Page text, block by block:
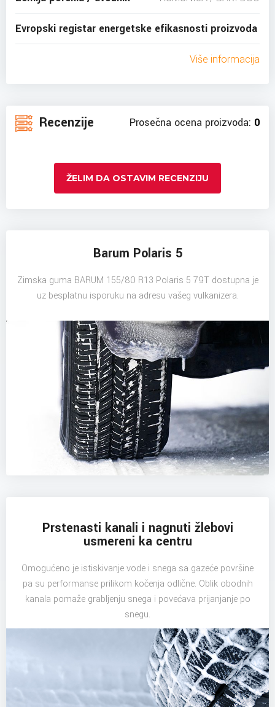
Evropski registar energetske efikasnosti proizvoda
Više informacija
Recenzije Prosečna ocena proizvoda: 0
ŽELIM DA OSTAVIM RECENZIJU
Barum Polaris 5
Zimska guma BARUM 155/80 R13 Polaris 5 79T dostupna je
uz besplatnu isporuku na adresu vašeg vulkanizera.
Prstenasti kanali i nagnuti žlebovi
usmereni ka centru
Omogućeno je istiskivanje vode i snega sa gazeće površine
pa su performanse prilikom kočenja odlične. Oblik obodnih
kanala pomaže grabljenju snega i povećava prijanjanje po
snegu.